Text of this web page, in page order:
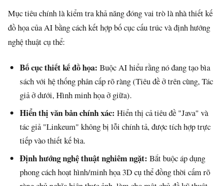
Mục tiêu chính là kiểm tra khả năng đóng vai trò là nhà thiết kế
đồ họa của AI bằng cách kết hợp bố cục cấu trúc và định hướng
nghệ thuật cụ thể:
Bố cục thiết kế đồ họa: Buộc AI hiểu rằng nó đang tạo bìa
sách với hệ thống phân cấp rõ ràng (Tiêu đề ở trên cùng, Tác
giả ở dưới, Hình minh họa ở giữa).
Hiển thị văn bản chính xác: Hiển thị cả tiêu đề "Java" và
tác giả "Linkeum" không bị lỗi chính tả, được tích hợp trực
tiếp vào thiết kế bìa.
Định hướng nghệ thuật nghiêm ngặt: Bắt buộc áp dụng
phong cách hoạt hình/minh họa 3D cụ thể đồng thời cấm rõ